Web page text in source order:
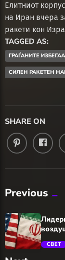
Елитниот
на Иран вчера
ракети кон
TAGGED AS:
ГРАЃАНИТЕ
СИЛЕН РАКЕТЕН
SHARE ON
Previous
СВЕТ